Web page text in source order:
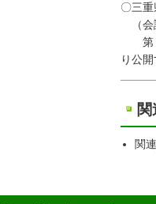
〇三重
（会
第２
り公
関